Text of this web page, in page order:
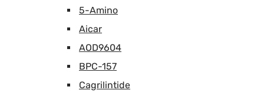
5-Amino
Aicar
AOD9604
BPC-157
Cagrilintide